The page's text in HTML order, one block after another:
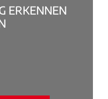
ERKENNEN